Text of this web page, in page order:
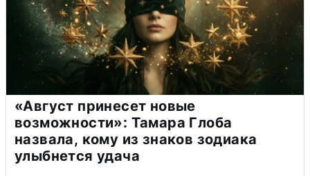
«Август принесет новые
возможности»: Тамара Глоба
назвала, кому из знаков зодиака
улыбнется удача